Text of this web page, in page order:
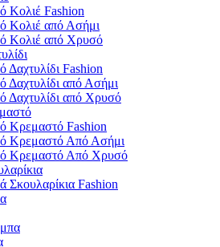
Κολιέ Fashion
Κολιέ από Ασήμι
Κολιέ από Χρυσό
Δαχτυλίδι Fashion
Δαχτυλίδι από Ασήμι
Δαχτυλίδι από Χρυσό
Κρεμαστό Fashion
Κρεμαστό Από Ασήμι
Κρεμαστό Από Χρυσό
Σκουλαρίκια Fashion